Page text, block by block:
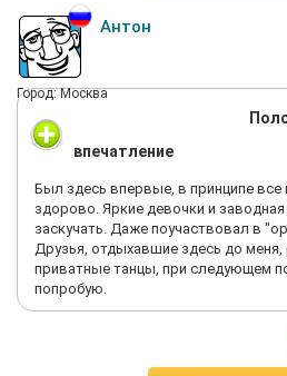
Антон
Город: Москва
впечатление
Был здесь впервые, в принципе
здорово. Яркие девочки и
заскучать. Даже поучаствовал в
Друзья, отдыхавшие здесь до
приватные танцы, при следующем
попробую.